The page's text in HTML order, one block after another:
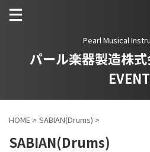
Pearl Musical
パール楽器製造株
HOME > SABIAN(Drums) >
SABIAN(Drums)